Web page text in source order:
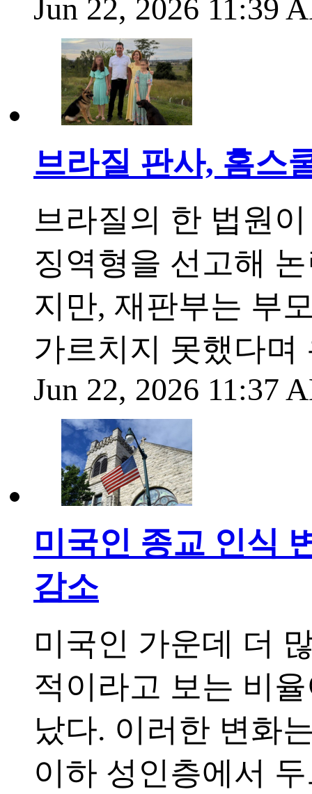
Jun 22, 2026 11:39
브라질 판사, 홈스
브라질의 한 법원
징역형을 선고해
지만, 재판부는 부
가르치지 못했다
Jun 22, 2026 11:37
미국인 종교 인식
감소
미국인 가운데 더
적이라고 보는 비
났다. 이러한 변화
이하 성인층에서